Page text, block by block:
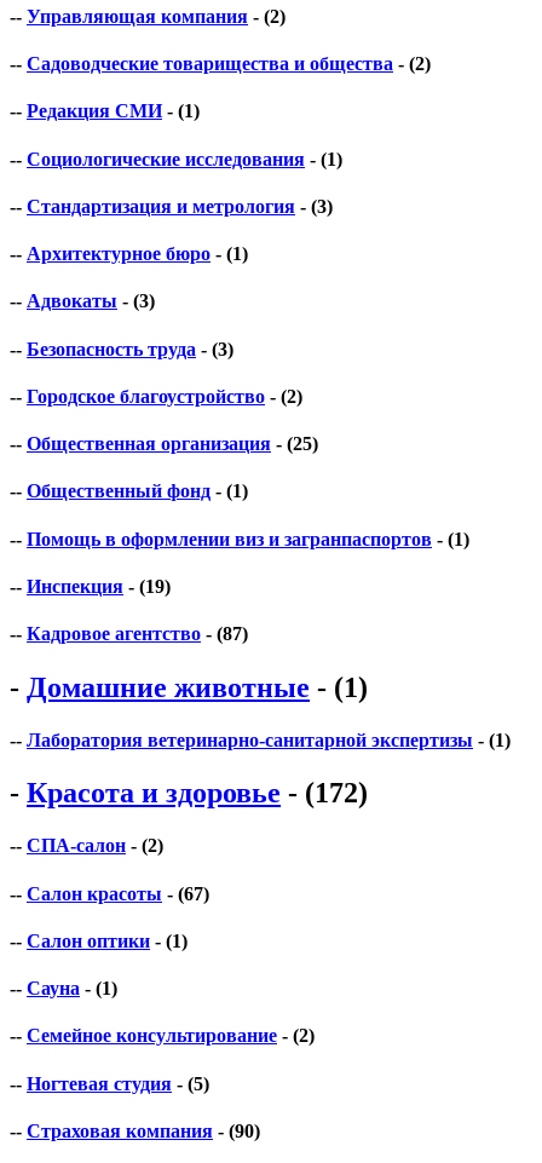
-- Управляющая компания - (2)
-- Садоводческие товарищества и общества - (2)
-- Редакция СМИ- (1)
-- Социологические исследования - (1)
-- Стандартизация и метрология - (3)
-- Архитектурное бюро - (1)
-- Адвокаты - (3)
-- Безопасность труда - (3)
-- Городское благоустройство - (2)
-- Общественная организация - (25)
-- Общественный фонд - (1)
-- Помощь в оформлении виз и загранпаспортов - (1)
-- Инспекция - (19)
-- Кадровое агентство - (87)
- Домашние животные - (1)
-- Лаборатория ветеринарно-санитарной экспертизы - (1)
- Красота и здоровье - (172)
-- СПА-салон - (2)
-- Салон красоты - (67)
-- Салон оптики - (1)
-- Сауна - (1)
-- Семейное консультирование - (2)
-- Ногтевая студия - (5)
-- Страховая компания - (90)